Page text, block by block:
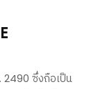
ซึ่งถือเป็น